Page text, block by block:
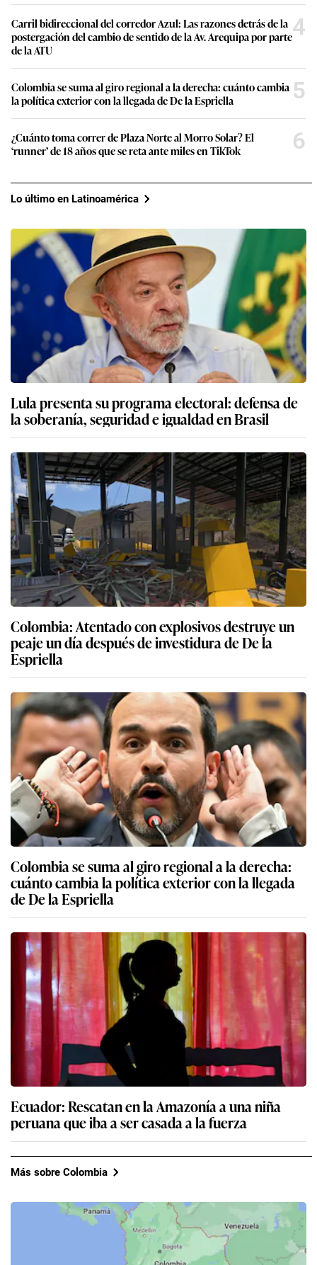
Carril bidireccional del corredor Azul: Las razones detrás de la
postergación del cambio de sentido de la Av. Arequipa por parte
de la ATU
4
Colombia se suma al giro regional a la derecha: cuánto cambia
la política exterior con la llegada de De la Espriella
5
¿Cuánto toma correr de Plaza Norte al Morro Solar? El
‘runner’ de 18 años que se reta ante miles en TikTok
6
Lo último en Latinoamérica
Lula presenta su programa electoral: defensa de
la soberanía, seguridad e igualdad en Brasil
Colombia: Atentado con explosivos destruye un
peaje un día después de investidura de De la
Espriella
Colombia se suma al giro regional a la derecha:
cuánto cambia la política exterior con la llegada
de De la Espriella
Ecuador: Rescatan en la Amazonía a una niña
peruana que iba a ser casada a la fuerza
Más sobre Colombia